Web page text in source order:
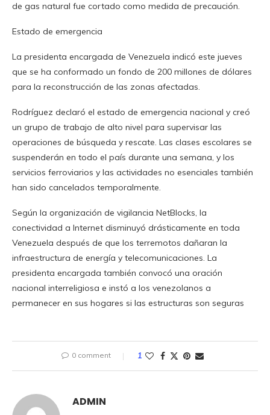
de gas natural fue cortado como medida de precaución.
Estado de emergencia
La presidenta encargada de Venezuela indicó este jueves
que se ha conformado un fondo de 200 millones de dólares
para la reconstrucción de las zonas afectadas.
Rodríguez declaró el estado de emergencia nacional y creó
un grupo de trabajo de alto nivel para supervisar las
operaciones de búsqueda y rescate. Las clases escolares se
suspenderán en todo el país durante una semana, y los
servicios ferroviarios y las actividades no esenciales también
han sido cancelados temporalmente.
Según la organización de vigilancia NetBlocks, la
conectividad a Internet disminuyó drásticamente en toda
Venezuela después de que los terremotos dañaran la
infraestructura de energía y telecomunicaciones. La
presidenta encargada también convocó una oración
nacional interreligiosa e instó a los venezolanos a
permanecer en sus hogares si las estructuras son seguras
0 comment 1
ADMIN